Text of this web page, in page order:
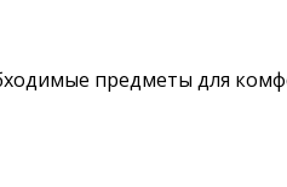
предметы для